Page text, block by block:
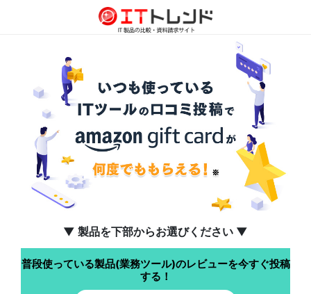
▼ 製品を下部からお選びください ▼
普段使っている製品(業務ツール)のレビューを今すぐ投稿
する！